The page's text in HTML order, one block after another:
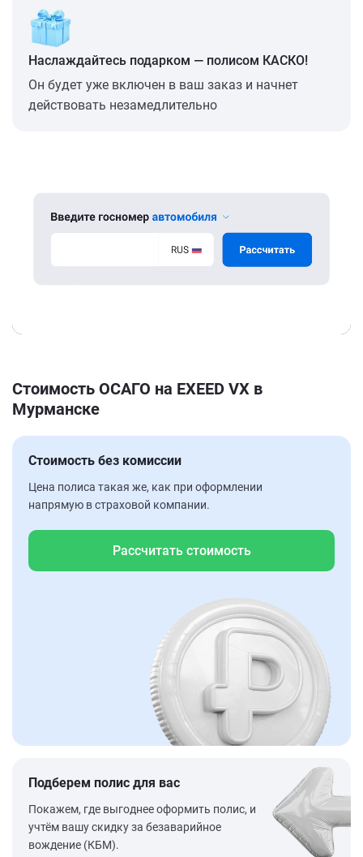
Наслаждайтесь подарком — полисом КАСКО!
Он будет уже включен в ваш заказ и начнет
действовать незамедлительно
Стоимость ОСАГО на EXEED VX в
Мурманске
Стоимость без комиссии
Цена полиса такая же, как при оформлении
напрямую в страховой компании.
Рассчитать стоимость
Подберем полис для вас
Покажем, где выгоднее оформить полис, и
учтём вашу скидку за безаварийное
вождение (КБМ).